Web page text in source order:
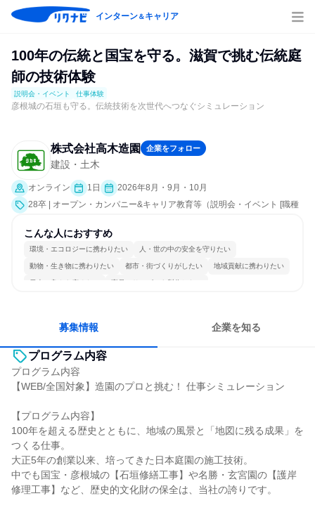
インターン＆キャリア
100年の伝統と国宝を守る。滋賀で挑む伝統庭
師の技術体験
説明会・イベント 仕事体験
彦根城の石垣も守る。伝統技術を次世代へつなぐシミュレーション
株式会社高木造園 企業をフォロー
建設・土木
オンライン 1日
2026年8月・9月・10月
28卒 | オープン・カンパニー&キャリア教育等（説明会・イベント [職種
こんな人におすすめ
環境・エコロジーに携わりたい 人・世の中の安全を守りたい
動物・生き物に携わりたい 都市・街づくりがしたい 地域貢献に携わりたい
日本の良さを広めたい 商品・サービスを製作したい
募集情報 企業を知る
プログラム内容
プログラム内容
【WEB/全国対象】造園のプロと挑む！ 仕事シミュレーション
【プログラム内容】
100年を超える歴史とともに、地域の風景と「地図に残る成果」を
つくる仕事。
大正5年の創業以来、培ってきた日本庭園の施工技術。
中でも国宝・彦根城の【石垣修繕工事】や名勝・玄宮園の【護岸
修理工事】など、歴史的文化財の保全は、当社の誇りです。